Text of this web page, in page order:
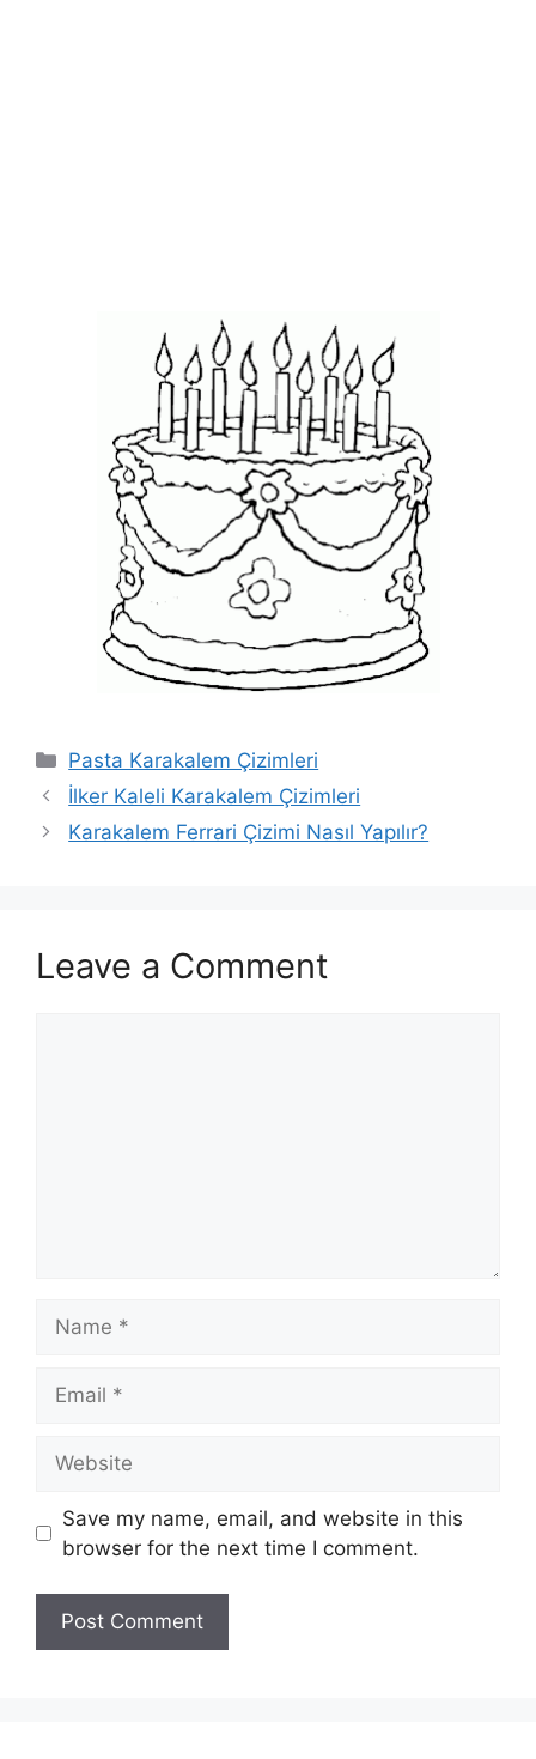
Categories
Pasta Karakalem Çizimleri
İlker Kaleli Karakalem Çizimleri
Karakalem Ferrari Çizimi Nasıl Yapılır?
Leave a Comment
Save my name, email, and website in this
browser for the next time I comment.